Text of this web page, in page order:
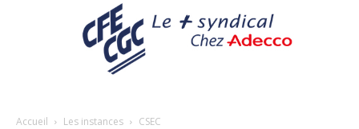
Accueil Les instances CSEC